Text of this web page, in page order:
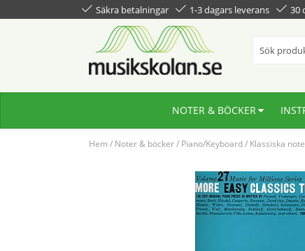
Säkra betalningar 1-3 dagars leverans 30
NOTER & BÖCKER
Hem / Noter & böcker/ Piano/Keyboard/ Klassiska